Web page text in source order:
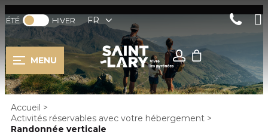
ÉTÉ HIVER FR
MENU
Accueil >
Activités réservables avec votre hébergement >
Randonnée verticale